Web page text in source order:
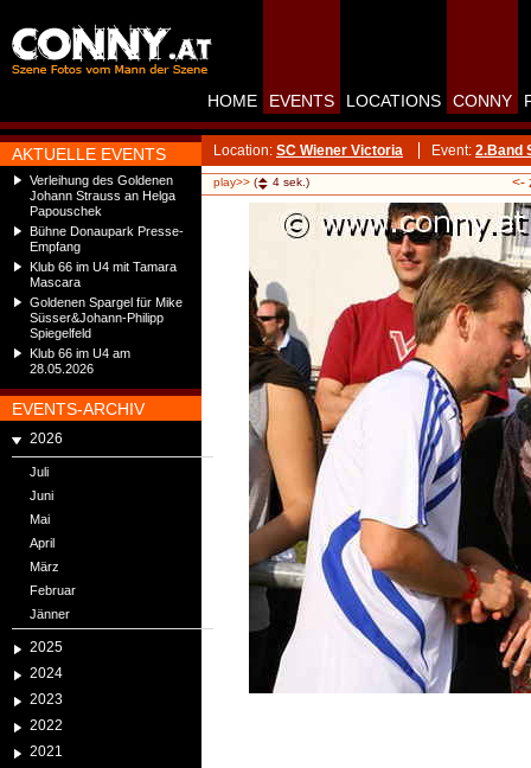
AKTUELLE EVENTS
Verleihung des Goldenen
Johann Strauss an Helga
Papouschek
Bühne Donaupark Presse-
Empfang
Klub 66 im U4 mit Tamara
Mascara
Goldenen Spargel für Mike
Süsser&Johann-Philipp
Spiegelfeld
Klub 66 im U4 am
28.05.2026
EVENTS-ARCHIV
2026
Juli
Juni
Mai
April
März
Februar
Jänner
2025
2024
2023
2022
2021
HOME EVENTS LOCATIONS CONNY
Location: SC Wiener Victoria Event: 2.Band
play>> ( 4 sek.) <-